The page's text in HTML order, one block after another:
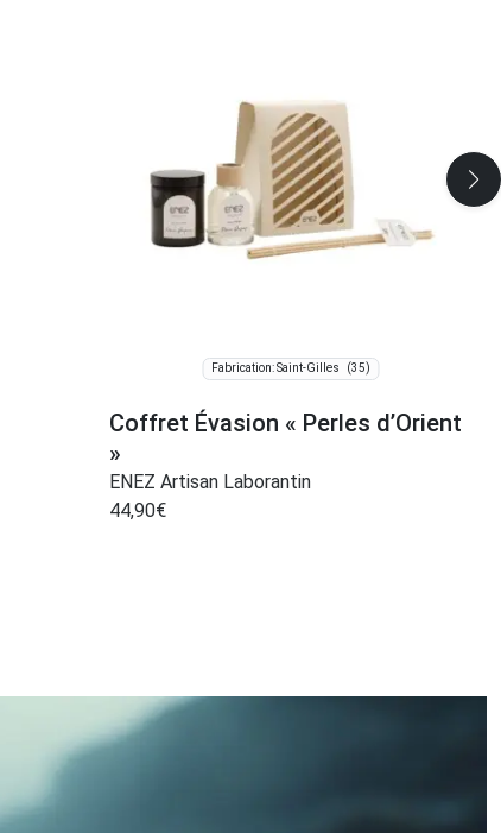
Fabrication: Saint-Gilles (35)
Coffret Évasion « Perles d’Orient
»
ENEZ Artisan Laborantin
44,90€